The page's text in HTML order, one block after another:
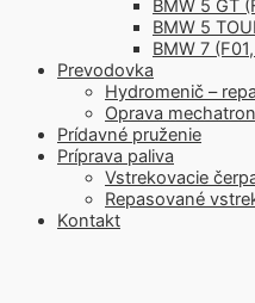
BMW 5 GT
BMW 5
BMW 7
Prevodovka
Hydromenič –
Oprava
Prídavné pruženie
Príprava paliva
Vstrekovacie
Repasované
Kontakt